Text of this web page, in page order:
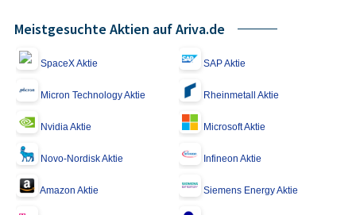
Meistgesuchte Aktien auf Ariva.de
SpaceX Aktie SAP Aktie
Micron Technology Aktie Rheinmetall Aktie
Nvidia Aktie Microsoft Aktie
Novo-Nordisk Aktie Infineon Aktie
Amazon Aktie Siemens Energy Aktie